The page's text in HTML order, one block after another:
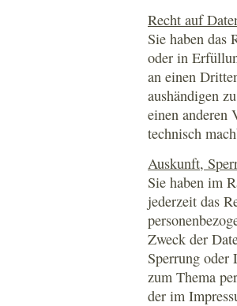
Recht auf
Sie haben
oder in
an einen
aushändigen
einen anderen
technisch
Auskunft,
Sie haben im
jederzeit das
Zweck der
Sperrung oder
zum Thema
der im